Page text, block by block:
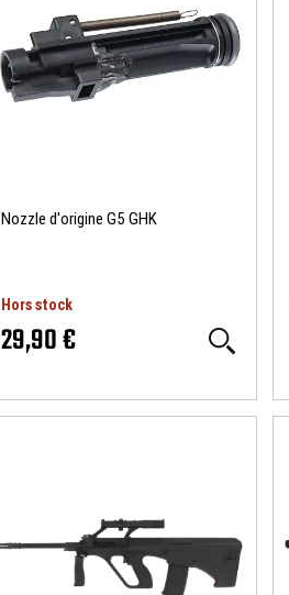
Nozzle d'origine G5 GHK
Hors stock
29,90 €